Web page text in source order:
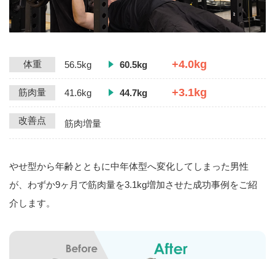
体重 56.5kg 60.5kg +4.0kg
筋肉量 41.6kg 44.7kg +3.1kg
改善点 筋肉増量
やせ型から年齢とともに中年体型へ変化してしまった男性
が、わずか9ヶ月で筋肉量を3.1kg増加させた成功事例をご紹
介します。